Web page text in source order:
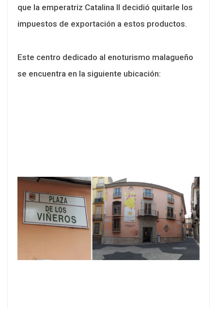
que la emperatriz Catalina II decidió quitarle los
impuestos de exportación a estos productos.
Este centro dedicado al enoturismo malagueño
se encuentra en la siguiente ubicación: